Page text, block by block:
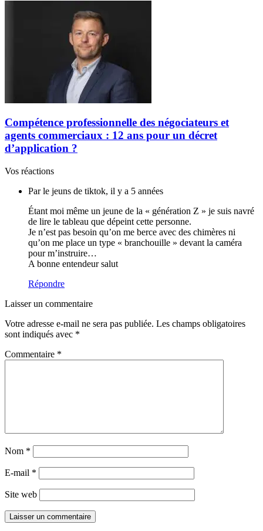
Compétence professionnelle des négociateurs et
agents commerciaux : 12 ans pour un décret
d’application ?
Vos réactions
Par le jeuns de tiktok, il y a 5 années
Étant moi même un jeune de la « génération Z » je suis navré
de lire le tableau que dépeint cette personne.
Je n’est pas besoin qu’on me berce avec des chimères ni
qu’on me place un type « branchouille » devant la caméra
pour m’instruire…
A bonne entendeur salut
Répondre
Laisser un commentaire
Votre adresse e-mail ne sera pas publiée. Les champs obligatoires
sont indiqués avec *
Commentaire *
Nom *
E-mail *
Site web